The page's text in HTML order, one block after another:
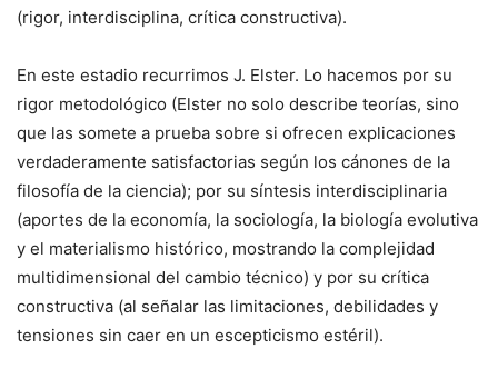
(rigor, interdisciplina, crítica constructiva).
En este estadio recurrimos J. Elster. Lo hacemos por su
rigor metodológico (Elster no solo describe teorías, sino
que las somete a prueba sobre si ofrecen explicaciones
verdaderamente satisfactorias según los cánones de la
filosofía de la ciencia); por su síntesis interdisciplinaria
(aportes de la economía, la sociología, la biología evolutiva
y el materialismo histórico, mostrando la complejidad
multidimensional del cambio técnico) y por su crítica
constructiva (al señalar las limitaciones, debilidades y
tensiones sin caer en un escepticismo estéril).